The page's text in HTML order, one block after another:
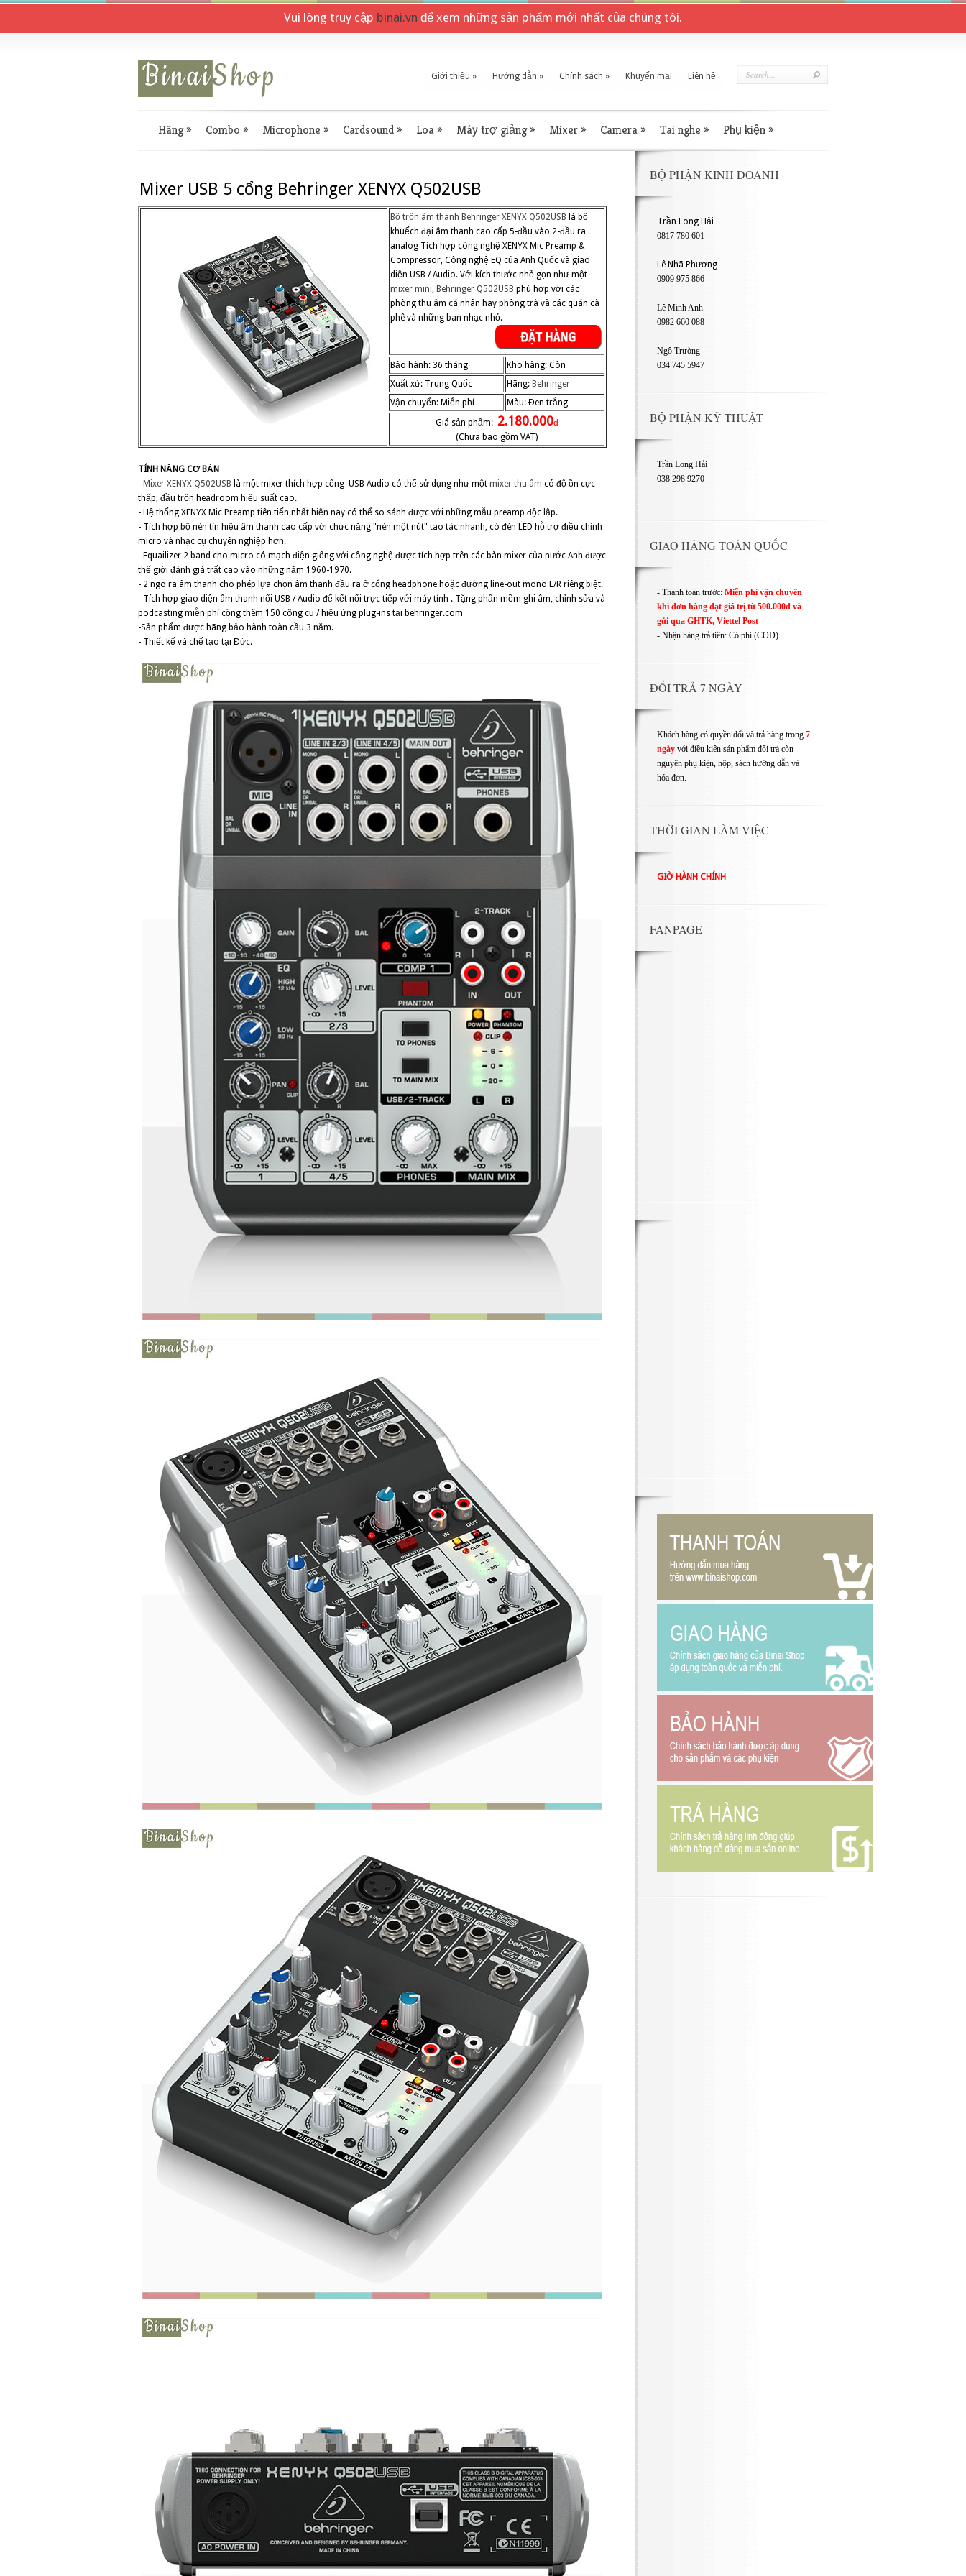
Vui lòng truy cập binai.vn để xem những sản phẩm mới nhất của chúng tôi.
Giới thiệu » Hướng dẫn » Chính sách » Khuyến mại Liên hệ
Hãng» Combo » Microphone » Cardsound» Loa» Máy trợ giảng» Mixer» Camera» Tai nghe » Phụ kiện»
Mixer USB 5 cổng Behringer XENYX Q502USB
Bộ trộn âm thanh Behringer XENYX Q502USB là bộ
khuếch đại âm thanh cao cấp 5-đầu vào 2-đầu ra
analog Tích hợp công nghệ XENYX Mic Preamp &
Compressor, Công nghệ EQ của Anh Quốc và giao
diện USB / Audio. Với kích thước nhỏ gọn như một
mixer mini, Behringer Q502USB phù hợp với các
phòng thu âm cá nhân hay phòng trà và các quán cà
phê và những ban nhạc nhỏ.
Bảo hành: 36 tháng
Kho hàng: Còn
Xuất xứ: Trung Quốc
Hãng: Behringer
Vận chuyển: Miễn phí
Màu: Đen trắng
Giá sản phẩm: 2.180.000đ
(Chưa bao gồm VAT)
TÍNH NĂNG CƠ BẢN
- Mixer XENYX Q502USB là một mixer thích hợp cổng USB Audio có thể sử dụng như một mixer thu âm có độ ồn cực
thấp, đầu trộn headroom hiệu suất cao.
- Hệ thống XENYX Mic Preamp tiên tiến nhất hiện nay có thể so sánh được với những mẫu preamp độc lập.
- Tích hợp bộ nén tín hiệu âm thanh cao cấp với chức năng "nén một nút" tao tác nhanh, có đèn LED hỗ trợ điều chỉnh
micro và nhạc cụ chuyên nghiệp hơn.
- Equailizer 2 band cho micro có mạch điện giống với công nghệ được tích hợp trên các bàn mixer của nước Anh được
thế giới đánh giá trất cao vào những năm 1960-1970.
- 2 ngõ ra âm thanh cho phép lựa chọn âm thanh đầu ra ở cổng headphone hoặc đường line-out mono L/R riêng biệt.
- Tích hợp giao diện âm thanh nổi USB / Audio để kết nối trực tiếp với máy tính . Tặng phần mềm ghi âm, chỉnh sửa và
podcasting miễn phí cộng thêm 150 công cụ / hiệu ứng plug-ins tại behringer.com
-Sản phẩm được hãng bảo hành toàn cầu 3 năm.
- Thiết kế và chế tạo tại Đức.
BỘ PHẬN KINH DOANH
Trần Long Hải
0817 780 601
Lê Nhã Phương
0909 975 866
Lê Minh Anh
0982 660 088
Ngô Trường
034 745 5947
BỘ PHẬN KỸ THUẬT
Trần Long Hải
038 298 9270
GIAO HÀNG TOÀN QUỐC
- Thanh toán trước: Miễn phí vận chuyển
khi đơn hàng đạt giá trị từ 500.000đ và
gửi qua GHTK, Viettel Post
- Nhận hàng trả tiền: Có phí (COD)
ĐỔI TRẢ 7 NGÀY
Khách hàng có quyền đổi và trả hàng trong 7
ngày với điều kiện sản phẩm đổi trả còn
nguyên phụ kiện, hộp, sách hướng dẫn và
hóa đơn.
THỜI GIAN LÀM VIỆC
GIỜ HÀNH CHÍNH
FANPAGE